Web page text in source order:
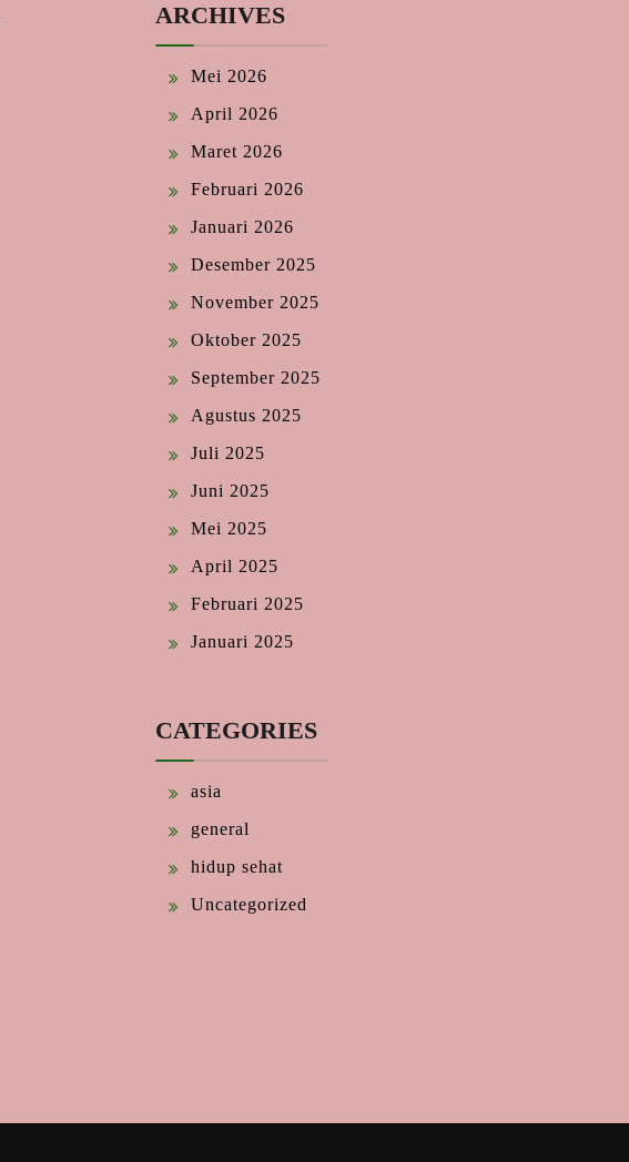
ARCHIVES
Mei 2026
April 2026
Maret 2026
Februari 2026
Januari 2026
Desember 2025
November 2025
Oktober 2025
September 2025
Agustus 2025
Juli 2025
Juni 2025
Mei 2025
April 2025
Februari 2025
Januari 2025
CATEGORIES
asia
general
hidup sehat
Uncategorized